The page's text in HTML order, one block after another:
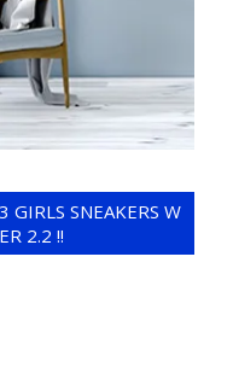
GIRLS SNEAKERS W
2.2 !!